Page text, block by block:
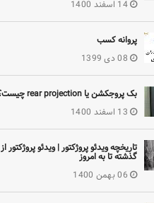
14 اسفند 1400
پروانه کسب
08 دی 1399
بک پروجکشن یا rear projection چیست؟
13 اسفند 1400
تاریخچه ویدئو پروژکتور | ویدئو پروژکتور از
گذشته تا به امروز
06 بهمن 1400